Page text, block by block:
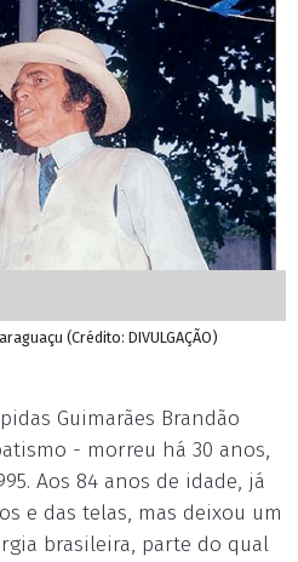
(Crédito: DIVULGAÇÃO)
Guimarães Brandão
- morreu há 30 anos,
Aos 84 anos de idade, já
e das telas, mas deixou um
brasileira, parte do qual